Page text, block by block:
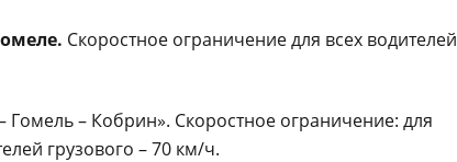
Скоростное ограничение для всех водителей
– Кобрин». Скоростное ограничение: для
грузового – 70 км/ч.